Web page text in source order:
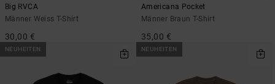
Big RVCA
Männer Weiss T-Shirt
30,00 €
Americana Pocket
Männer Braun T-Shirt
35,00 €
NEUHEITEN NEUHEITEN